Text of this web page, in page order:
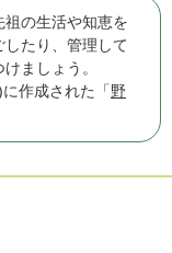
の生活や知恵を
たり、管理して
ましょう。
作成された「野